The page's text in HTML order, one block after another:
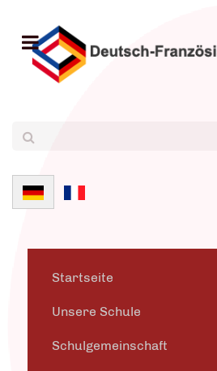
Sprache auswählen
Startseite
Unsere Schule
Schulgemeinschaft